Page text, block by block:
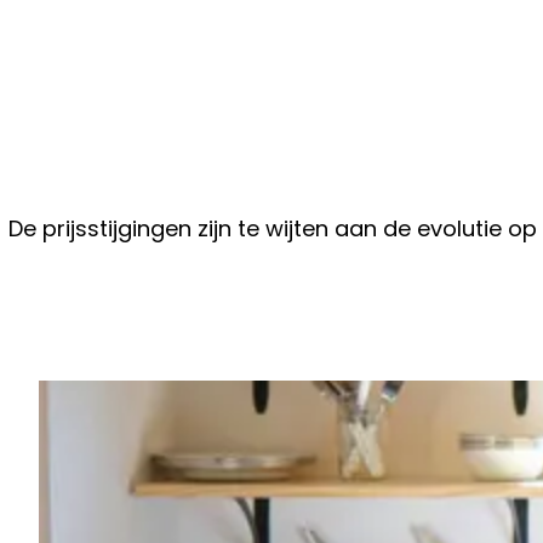
De prijsstijgingen zijn te wijten aan de evolutie
TRIOOTJE: “TOEN WE KLAAR
ZO VERNEDERD”